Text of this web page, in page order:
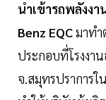
นำเข้ารถพลังง
Benz EQCมาท
ประกอบที่โรงงา
จ.สมุทรปราการ